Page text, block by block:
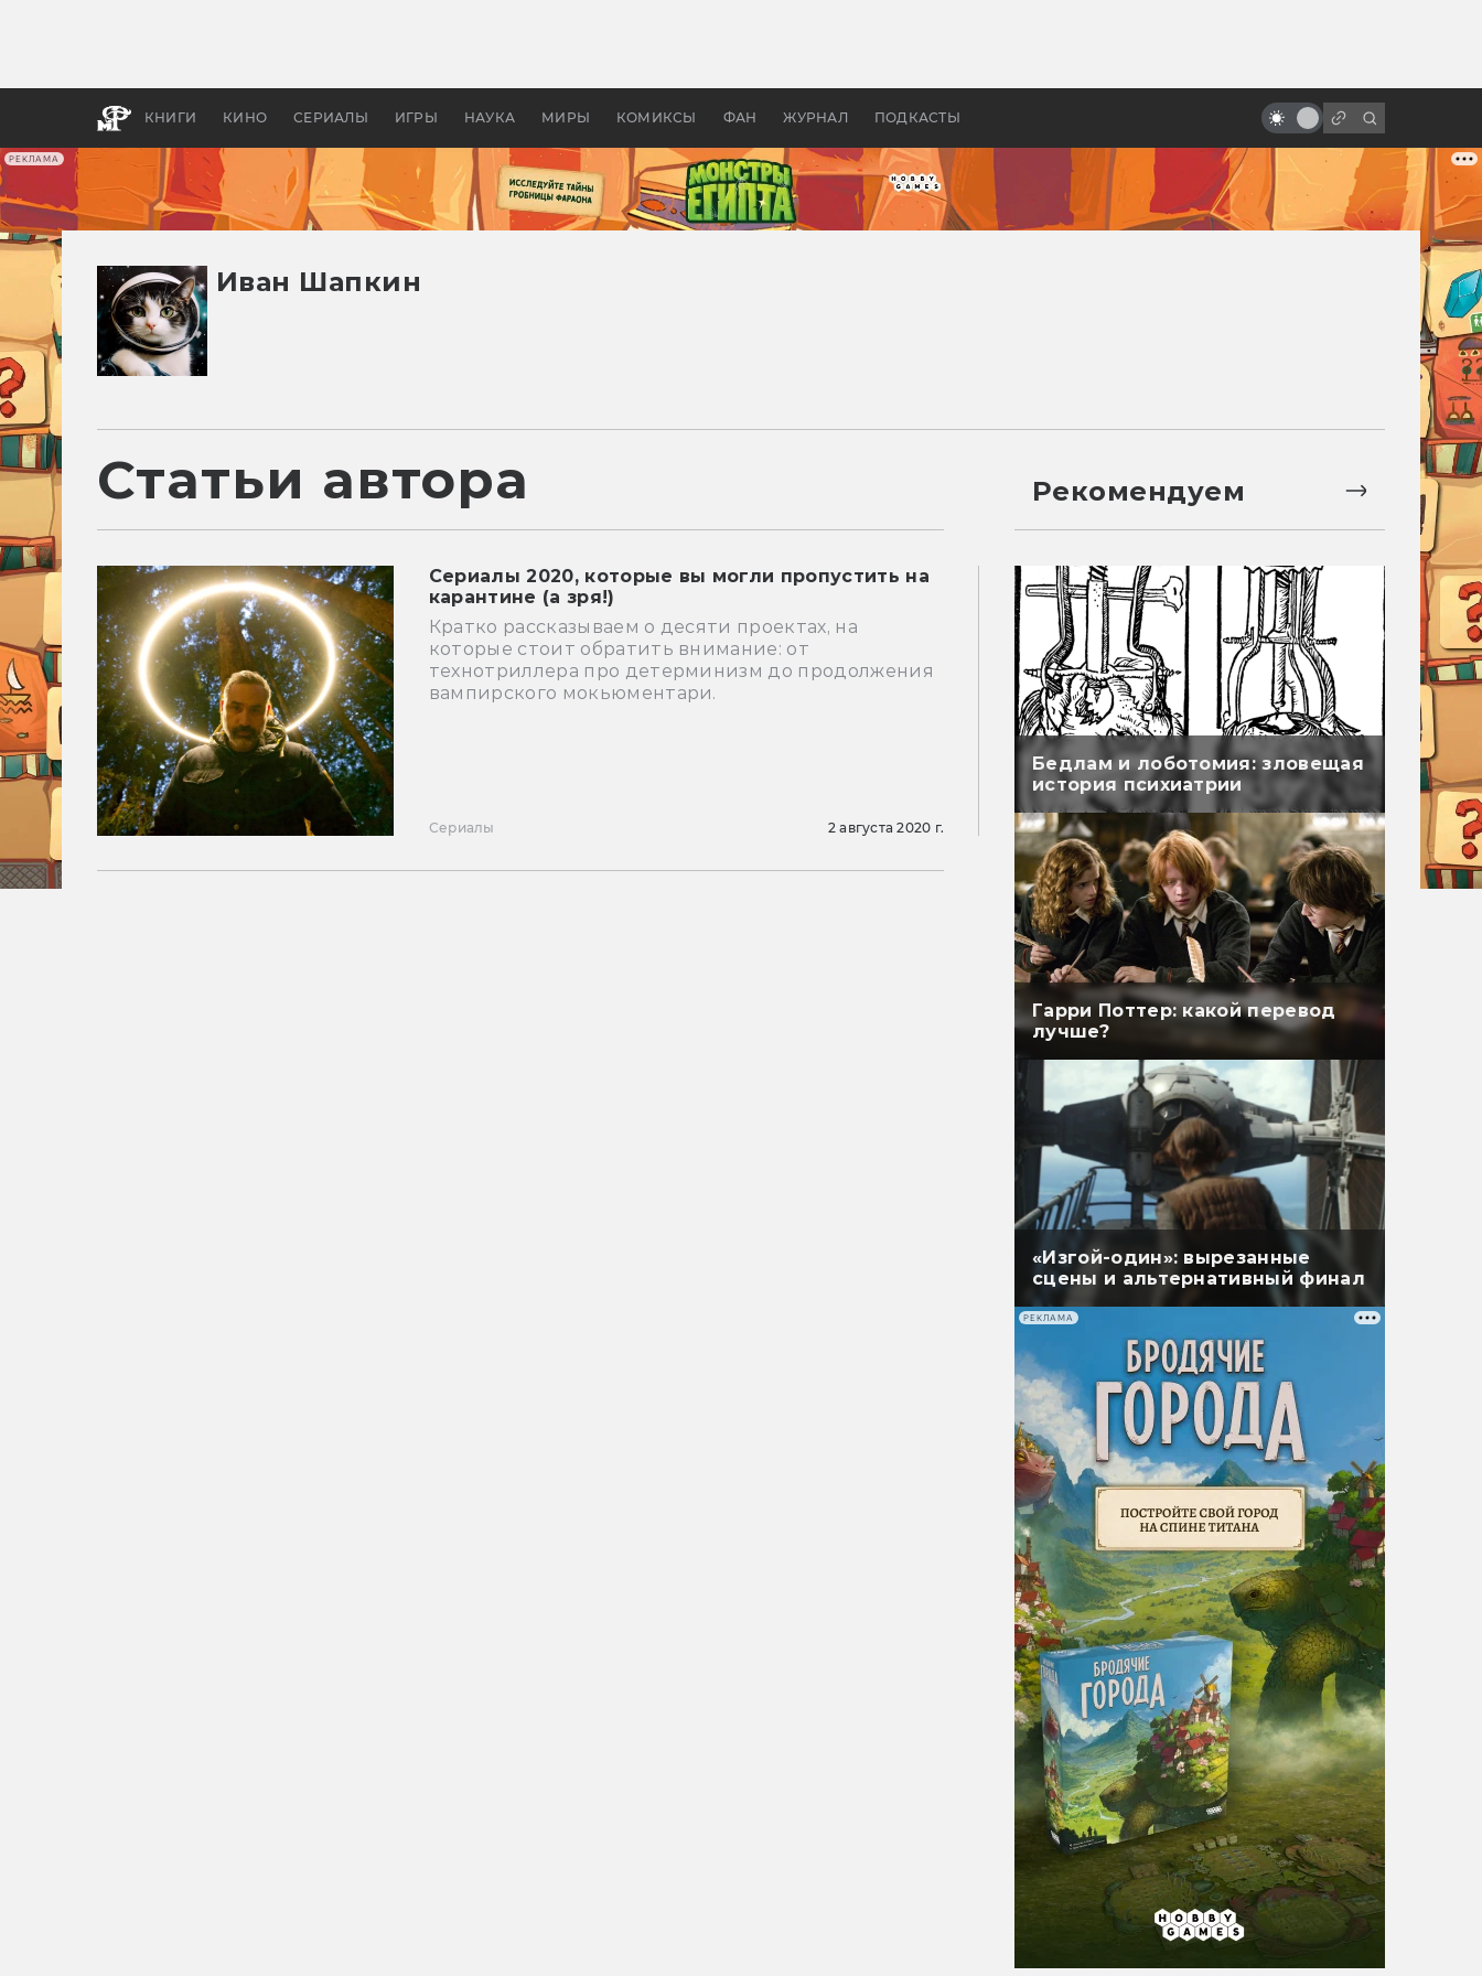
РЕКЛАМА
КНИГИ КИНО СЕРИАЛЫ ИГРЫ НАУКА МИРЫ КОМИКСЫ ФАН ЖУРНАЛ ПОДКАСТЫ
апокалипсис, в России —
бы «Властелина колец»
5 лучших фильмов о вампирах
Иван Шапкин
Статьи автора
Сериалы 2020, которые вы могли пропустить на
карантине (а зря!)
Кратко рассказываем о десяти проектах, на
которые стоит обратить внимание: от
технотриллера про детерминизм до продолжения
вампирского мокьюментари.
Сериалы 2 августа 2020 г.
Рекомендуем
Бедлам и лоботомия: зловещая
история психиатрии
Гарри Поттер: какой перевод
лучше?
«Изгой-один»: вырезанные
сцены и альтернативный финал
РЕКЛАМА